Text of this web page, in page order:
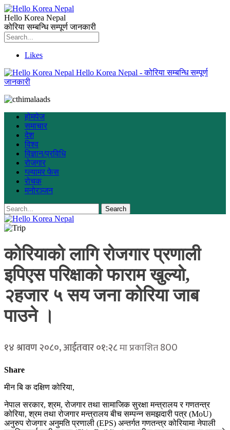
Hello Korea Nepal
कोरिया सम्बन्धि सम्पूर्ण जानकारी
Likes
Hello Korea Nepal - कोरिया सम्बन्धि सम्पूर्ण
जानकारी
होमपेज
समाचार
देश
विश्व
विज्ञान/प्रविधि
रोजगार
ग्ल्यामर फेस
रोचक
मनोरञ्जन
कोरियाको लागि रोजगार प्रणाली
इपिएस परिक्षाको फाराम खुल्यो,
२हजार ५ सय जना कोरिया जाब
पाउने ।
१४ श्रावण २०८०, आईतवार ०१:२८मा प्रकाशित800
Share
मीन बि क दक्षिण कोरिया,
नेपाल सरकार, श्रम, रोजगार तथा सामाजिक सुरक्षा मन्त्रालय र गणतन्त्र
कोरिया, श्रम तथा रोजगार मन्त्रालय बीच सम्पन्न समझदारी पत्र (MoU)
अनुरुप रोजगार अनुमति प्रणाली (EPS) अन्तर्गत गणतन्त्र कोरियामा नेपाली